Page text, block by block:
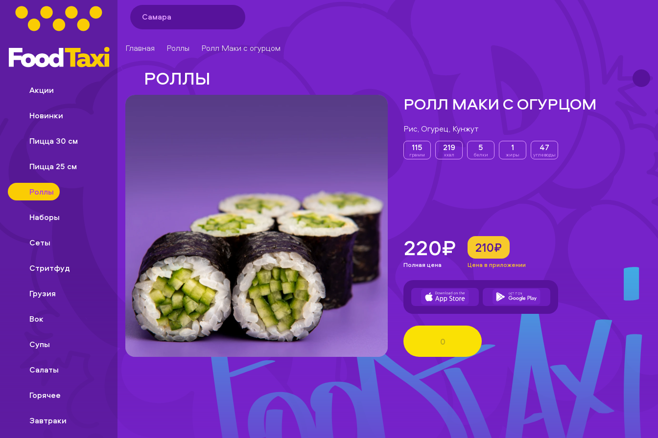
Самара
Акции
Новинки
Пицца 30 см
Пицца 25 см
Роллы
Наборы
Сеты
Стритфуд
Грузия
Вок
Супы
Салаты
Горячее
Завтраки
Главная Роллы Ролл Маки с огурцом
РОЛЛЫ
РОЛЛ МАКИ С ОГУРЦОМ
Рис, Огурец, Кунжут
115
грамм
219
ккал
5
белки
1
жиры
47
углеводы
220₽
Полная цена
210₽
Цена в приложении
0